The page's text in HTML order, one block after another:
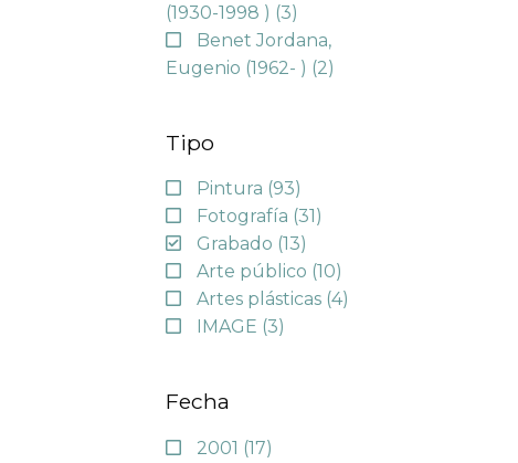
(1930-1998 ) (3)
Benet Jordana,
Eugenio (1962- ) (2)
Tipo
Pintura (93)
Fotografía (31)
Grabado (13)
Arte público (10)
Artes plásticas (4)
IMAGE (3)
Fecha
2001 (17)